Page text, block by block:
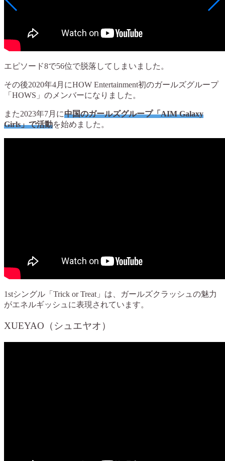
エピソード8で56位で脱落してしまいました。
その後2020年4月にHOW Entertainment初のガールズグループ
「HOWS」のメンバーになりました。
また2023年7月に中国のガールズグループ「AIM Galaxy
Girls」で活動を始めました。
1stシングル「Trick or Treat」は、ガールズクラッシュの魅力
がエネルギッシュに表現されています。
XUEYAO（シュエヤオ）